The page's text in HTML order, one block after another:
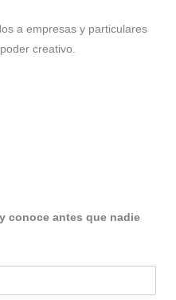
a empresas y particulares
creativo.
conoce antes que nadie